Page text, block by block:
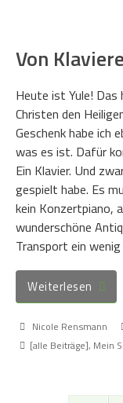
Von
Heute ist Yule! Das
Christen den
Geschenk habe ich
was es ist. Dafür
Ein Klavier. Und
gespielt habe. Es
kein Konzertpiano,
wunderschöne
Transport ein
Weiterlesen
Nicole Rensmann
[alle Beiträge], Mein